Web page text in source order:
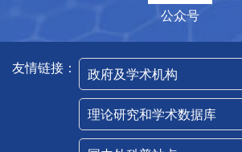
公众号
友情链接： 政府及学术机构
理论研究和学术数据库